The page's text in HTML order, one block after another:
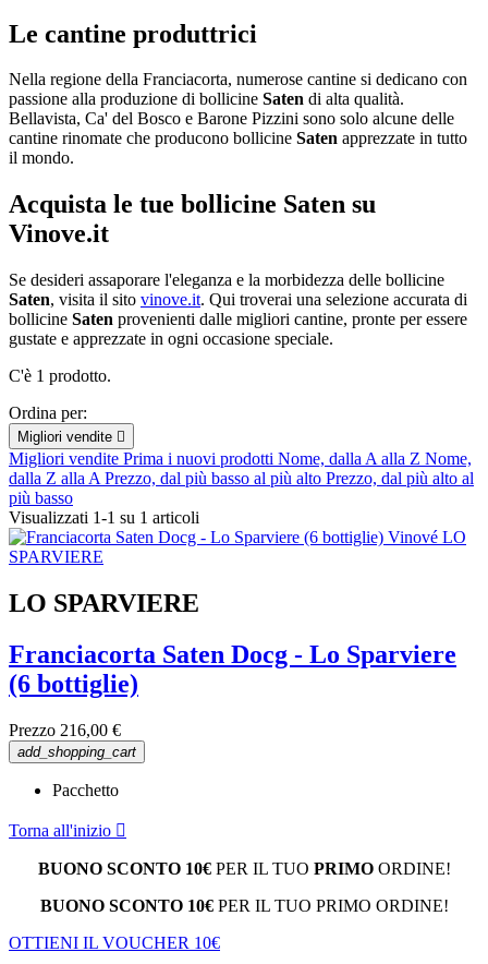
Le cantine produttrici
Nella regione della Franciacorta, numerose cantine si dedicano con
passione alla produzione di bollicine Saten di alta qualità.
Bellavista, Ca' del Bosco e Barone Pizzini sono solo alcune delle
cantine rinomate che producono bollicine Saten apprezzate in tutto
il mondo.
Acquista le tue bollicine Saten su
Vinove.it
Se desideri assaporare l'eleganza e la morbidezza delle bollicine
Saten, visita il sito vinove.it. Qui troverai una selezione accurata di
bollicine Saten provenienti dalle migliori cantine, pronte per essere
gustate e apprezzate in ogni occasione speciale.
C'è 1 prodotto.
Ordina per:
Migliori vendite 
Migliori vendite Prima i nuovi prodotti Nome, dalla A alla Z Nome,
dalla Z alla A Prezzo, dal più basso al più alto Prezzo, dal più alto al
più basso
Visualizzati 1-1 su 1 articoli
LO SPARVIERE
Franciacorta Saten Docg - Lo Sparviere
(6 bottiglie)
Prezzo 216,00 €
add_shopping_cart
Pacchetto
Torna all'inizio 
BUONO SCONTO 10€ PER IL TUO PRIMOORDINE!
BUONO SCONTO 10€PER IL TUO PRIMO ORDINE!
OTTIENI IL VOUCHER 10€